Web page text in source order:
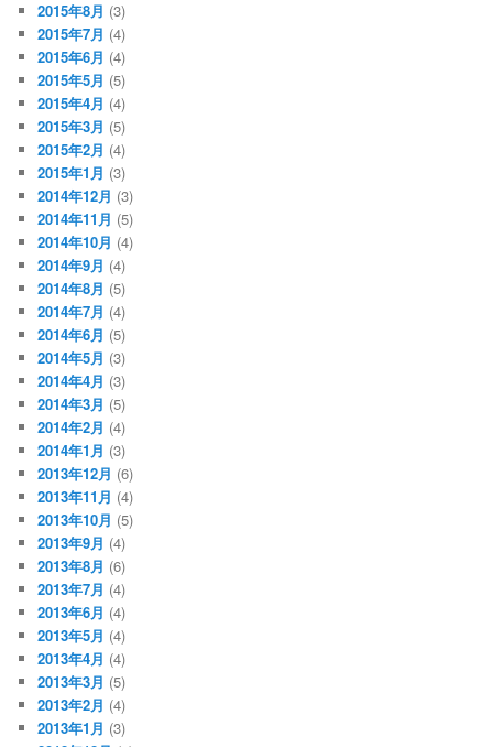
2015年8月 (3)
2015年7月 (4)
2015年6月 (4)
2015年5月 (5)
2015年4月 (4)
2015年3月 (5)
2015年2月 (4)
2015年1月 (3)
2014年12月 (3)
2014年11月 (5)
2014年10月 (4)
2014年9月 (4)
2014年8月 (5)
2014年7月 (4)
2014年6月 (5)
2014年5月 (3)
2014年4月 (3)
2014年3月 (5)
2014年2月 (4)
2014年1月 (3)
2013年12月 (6)
2013年11月 (4)
2013年10月 (5)
2013年9月 (4)
2013年8月 (6)
2013年7月 (4)
2013年6月 (4)
2013年5月 (4)
2013年4月 (4)
2013年3月 (5)
2013年2月 (4)
2013年1月 (3)